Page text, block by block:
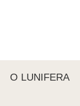
О LUNIFERA